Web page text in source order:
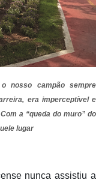
nosso campão sempre
era imperceptível e
a “queda do muro” do
lugar
nunca assistiu a